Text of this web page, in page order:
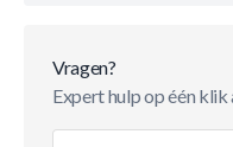
Vragen?
Expert hulp op één klik